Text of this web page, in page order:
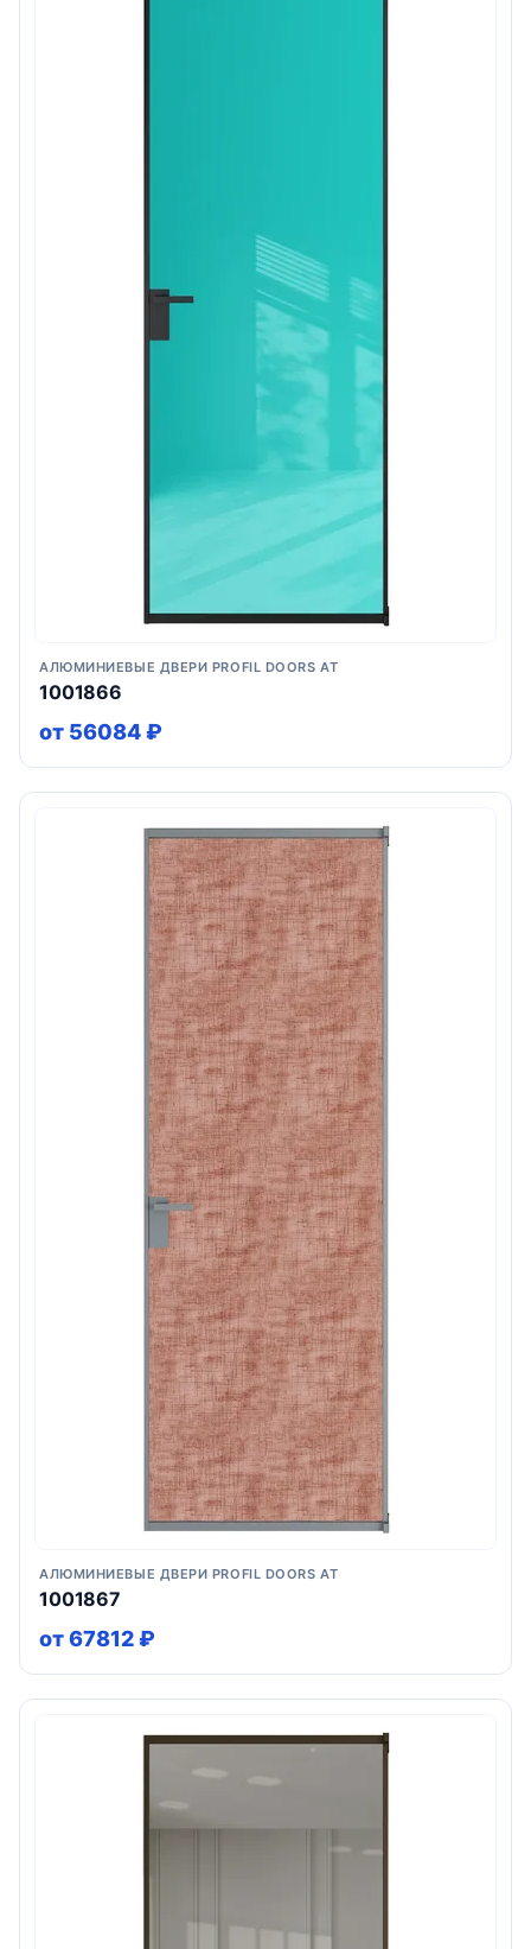
АЛЮМИНИЕВЫЕ ДВЕРИ PROFIL DOORS AT
1001866
от 56084 ₽
АЛЮМИНИЕВЫЕ ДВЕРИ PROFIL DOORS AT
1001867
от 67812 ₽